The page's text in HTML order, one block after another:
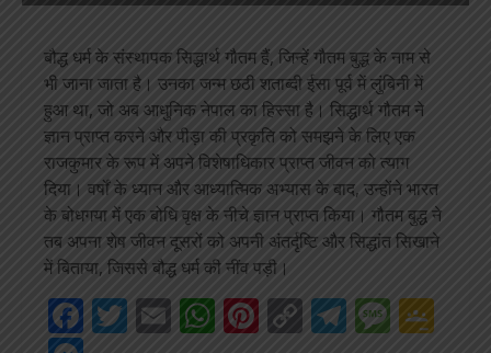
बौद्ध धर्म के संस्थापक सिद्धार्थ गौतम हैं, जिन्हें गौतम बुद्ध के नाम से
भी जाना जाता है। उनका जन्म छठी शताब्दी ईसा पूर्व में लुंबिनी में
हुआ था, जो अब आधुनिक नेपाल का हिस्सा है। सिद्धार्थ गौतम ने
ज्ञान प्राप्त करने और पीड़ा की प्रकृति को समझने के लिए एक
राजकुमार के रूप में अपने विशेषाधिकार प्राप्त जीवन को त्याग
दिया। वर्षों के ध्यान और आध्यात्मिक अभ्यास के बाद, उन्होंने भारत
के बोधगया में एक बोधि वृक्ष के नीचे ज्ञान प्राप्त किया। गौतम बुद्ध ने
तब अपना शेष जीवन दूसरों को अपनी अंतर्दृष्टि और सिद्धांत सिखाने
में बिताया, जिससे बौद्ध धर्म की नींव पड़ी।
Facebook
Twitter
EmailWhatsApp
Pinterest
Copy